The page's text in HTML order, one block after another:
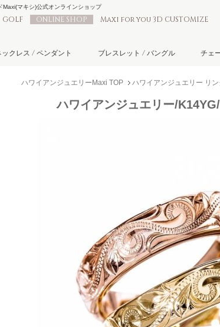
GOLF ONLINE SHOP Maxi for you 3D CUSTOMIZE
マキシ)公式オンラインショップ
ックレス / ペンダント ブレスレット / バングル チェ
ハワイアンジュエリーMaxi TOP ハワイアンジュエリー リ
ハワイアンジュエリー/